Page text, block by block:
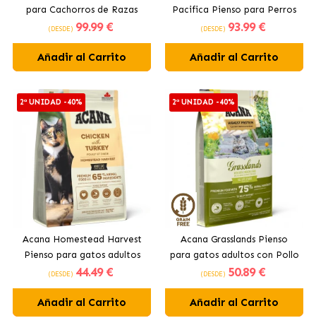
para Cachorros de Razas
Grandes con Pollo
(DESDE) 99.99 €
Añadir al Carrito
Pacifica Pienso para Perros
Adultos con Pescado
(DESDE) 93.99 €
Añadir al Carrito
2ª UNIDAD -40%
Acana Homestead Harvest
Pienso para gatos adultos
con pollo fresco
(DESDE) 44.49 €
Añadir al Carrito
2ª UNIDAD -40%
Acana Grasslands Pienso
para gatos adultos con Pollo
y Pato
(DESDE) 50.89 €
Añadir al Carrito